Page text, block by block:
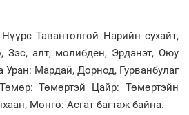
Тавантолгой Нарийн сухайт,
Зэс, алт, молибден, Эрдэнэт, Оюу
Уран: Мардай, Дорнод, Гурванбулаг
Төмөртэй Цайр: Төмөртэйн
Мөнгө: Асгат багтаж байна.